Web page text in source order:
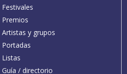
Festivales
Premios
Artistas y grupos
Portadas
Listas
Guía / directorio